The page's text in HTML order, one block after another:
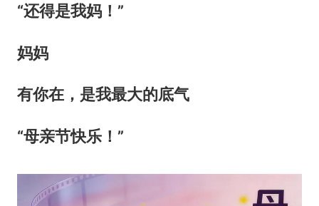
“还得是我妈！”
妈妈
有你在，是我最大的底气
“母亲节快乐！”